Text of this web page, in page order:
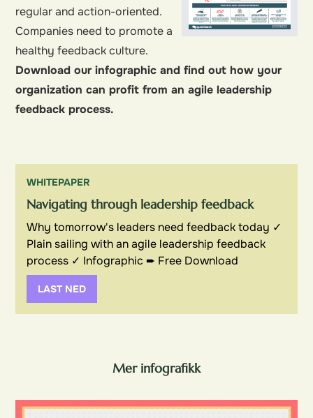
regular and action-oriented.
Companies need to promote a
healthy feedback culture.
Download our infographic and find out how your
organization can profit from an agile leadership
feedback process.
WHITEPAPER
Navigating through leadership feedback
Why tomorrow's leaders need feedback today ✓
Plain sailing with an agile leadership feedback
process ✓ Infographic ➨ Free Download
LAST NED
Mer infografikk